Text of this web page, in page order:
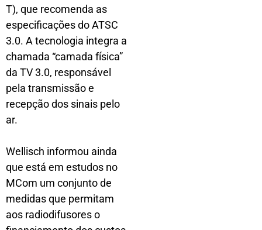
T), que recomenda as
especificações do ATSC
3.0. A tecnologia integra a
chamada “camada física”
da TV 3.0, responsável
pela transmissão e
recepção dos sinais pelo
ar.
Wellisch informou ainda
que está em estudos no
MCom um conjunto de
medidas que permitam
aos radiodifusores o